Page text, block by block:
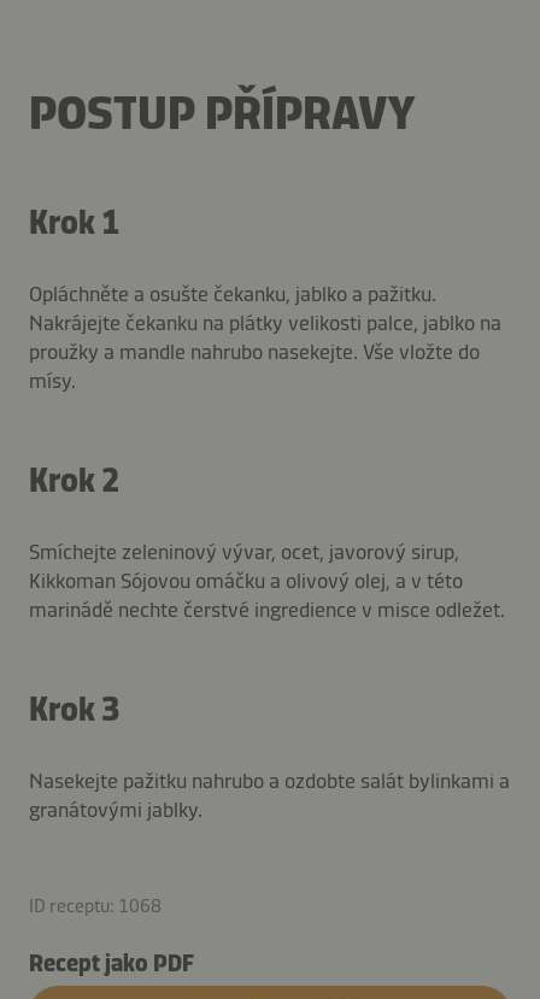
POSTUP PŘÍPRAVY
Krok 1
Opláchněte a osušte čekanku, jablko a pažitku.
Nakrájejte čekanku na plátky velikosti palce, jablko na
proužky a mandle nahrubo nasekejte. Vše vložte do
mísy.
Krok 2
Smíchejte zeleninový vývar, ocet, javorový sirup,
Kikkoman Sójovou omáčku a olivový olej, a v této
marinádě nechte čerstvé ingredience v misce odležet.
Krok 3
Nasekejte pažitku nahrubo a ozdobte salát bylinkami a
granátovými jablky.
ID receptu: 1068
Recept jako PDF